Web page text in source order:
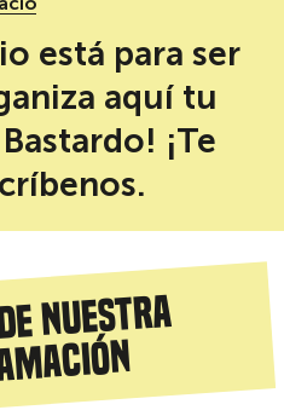
está para ser
aquí tu
¡Te
nuestra